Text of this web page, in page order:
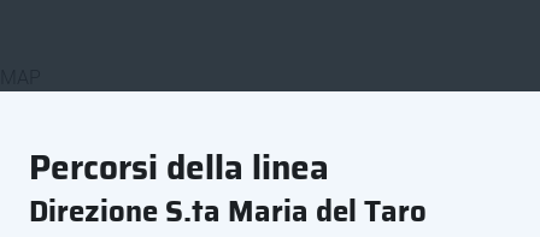
Percorsi della linea
Direzione S.ta Maria del Taro